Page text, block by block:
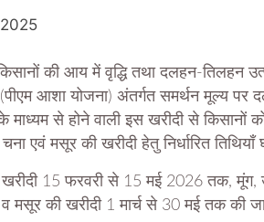
की आय में वृद्धि तथा दलहन-तिलहन
आशा योजना) अंतर्गत समर्थन मूल्य
माध्यम से होने वाली इस खरीदी से
एवं मसूर की खरीदी हेतु निर्धारित तिथियाँ
15 फरवरी से 15 मई 2026 तक, मूंग,
की खरीदी 1 मार्च से 30 मई तक की